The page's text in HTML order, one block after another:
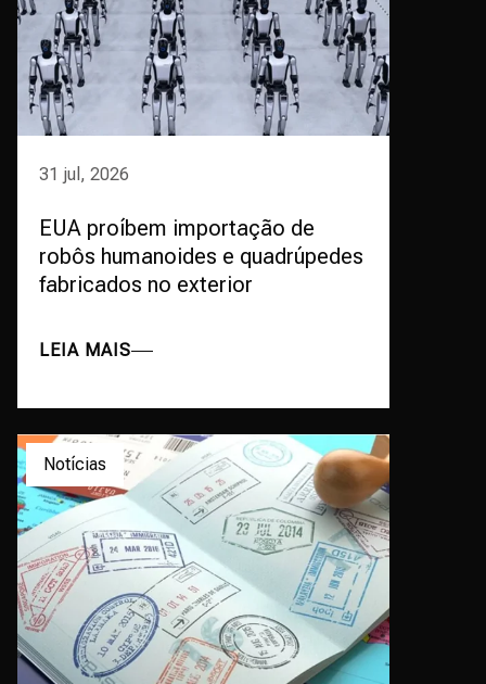
31 jul, 2026
EUA proíbem importação de
robôs humanoides e quadrúpedes
fabricados no exterior
LEIA MAIS
Notícias